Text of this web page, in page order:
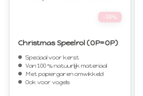
-16%
Christmas Speelrol (OP=OP)
Speciaal voor kerst
Van 100 % natuurlijk materiaal
Met papiergaren omwikkeld
Ook voor vogels